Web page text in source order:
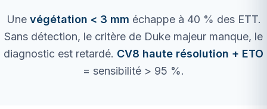
Une végétation < 3 mm échappe à 40 % des ETT.
Sans détection, le critère de Duke majeur manque, le
diagnostic est retardé. CV8 haute résolution + ETO
= sensibilité > 95 %.